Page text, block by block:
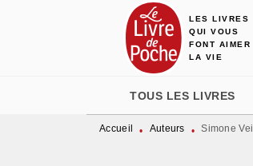
MENU RECHERCHE
LES LIVRES
QUI VOUS
FONT AIMER
LA VIE
TOUS LES LIVRES
Accueil • Auteurs • Simone Veil